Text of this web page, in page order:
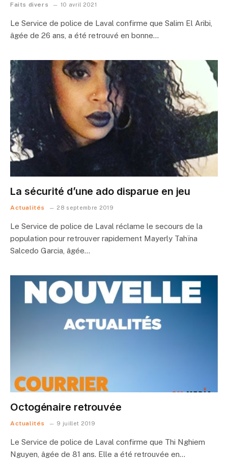
Faits divers 10 avril 2021
Le Service de police de Laval confirme que Salim El Aribi,
âgée de 26 ans, a été retrouvé en bonne…
La sécurité d’une ado disparue en jeu
Actualités 28 septembre 2019
Le Service de police de Laval réclame le secours de la
population pour retrouver rapidement Mayerly Tahïna
Salcedo Garcia, âgée…
Octogénaire retrouvée
Actualités 9 juillet 2019
Le Service de police de Laval confirme que Thi Nghiem
Nguyen, âgée de 81 ans. Elle a été retrouvée en…